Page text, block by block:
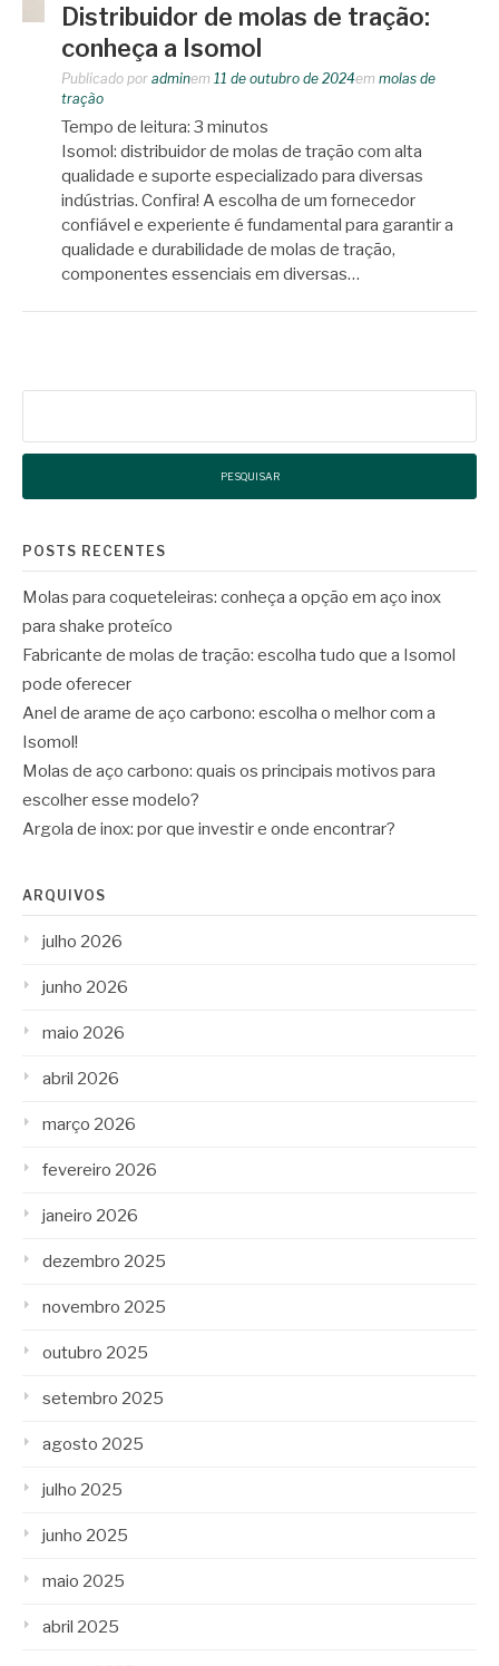
Distribuidor de molas de tração:
conheça a Isomol
Publicado por adminem 11 de outubro de 2024em molas de
tração
Tempo de leitura: 3 minutos
Isomol: distribuidor de molas de tração com alta
qualidade e suporte especializado para diversas
indústrias. Confira! A escolha de um fornecedor
confiável e experiente é fundamental para garantir a
qualidade e durabilidade de molas de tração,
componentes essenciais em diversas…
POSTS RECENTES
Molas para coqueteleiras: conheça a opção em aço inox
para shake proteíco
Fabricante de molas de tração: escolha tudo que a Isomol
pode oferecer
Anel de arame de aço carbono: escolha o melhor com a
Isomol!
Molas de aço carbono: quais os principais motivos para
escolher esse modelo?
Argola de inox: por que investir e onde encontrar?
ARQUIVOS
julho 2026
junho 2026
maio 2026
abril 2026
março 2026
fevereiro 2026
janeiro 2026
dezembro 2025
novembro 2025
outubro 2025
setembro 2025
agosto 2025
julho 2025
junho 2025
maio 2025
abril 2025